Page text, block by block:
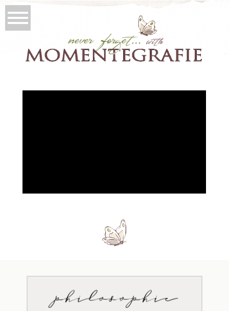
philosophie